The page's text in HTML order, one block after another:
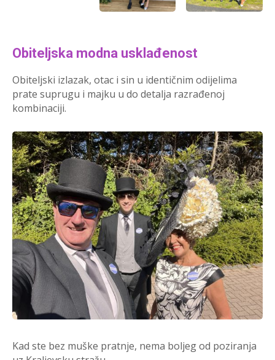
Obiteljska modna usklađenost
Obiteljski izlazak, otac i sin u identičnim odijelima
prate suprugu i majku u do detalja razrađenoj
kombinaciji.
Kad ste bez muške pratnje, nema boljeg od poziranja